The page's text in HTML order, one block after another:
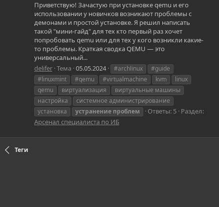
Приветствую! Зачастую при установке qemu и его
использовании у новичков возникают проблемы с
демонами и простой установке. Я решил написать
такой "мини-гайд" для тех кто первый раз хочет
попробовать qemu или для тех у кого возникли какие-
то проблемы. Краткая сводка QEMU — это
универсальный...
delifer Тема 05.05.2024 #archlinux
#guide
#linuxmint
#qemu #virtualmachine kvm
linux
qemu
виртуализация
виртуальные машины
настройка
системное администрирование
установка
устранение проблем Ответы: 5 Раздел:
Арсенал специалиста по ИБ
Теги